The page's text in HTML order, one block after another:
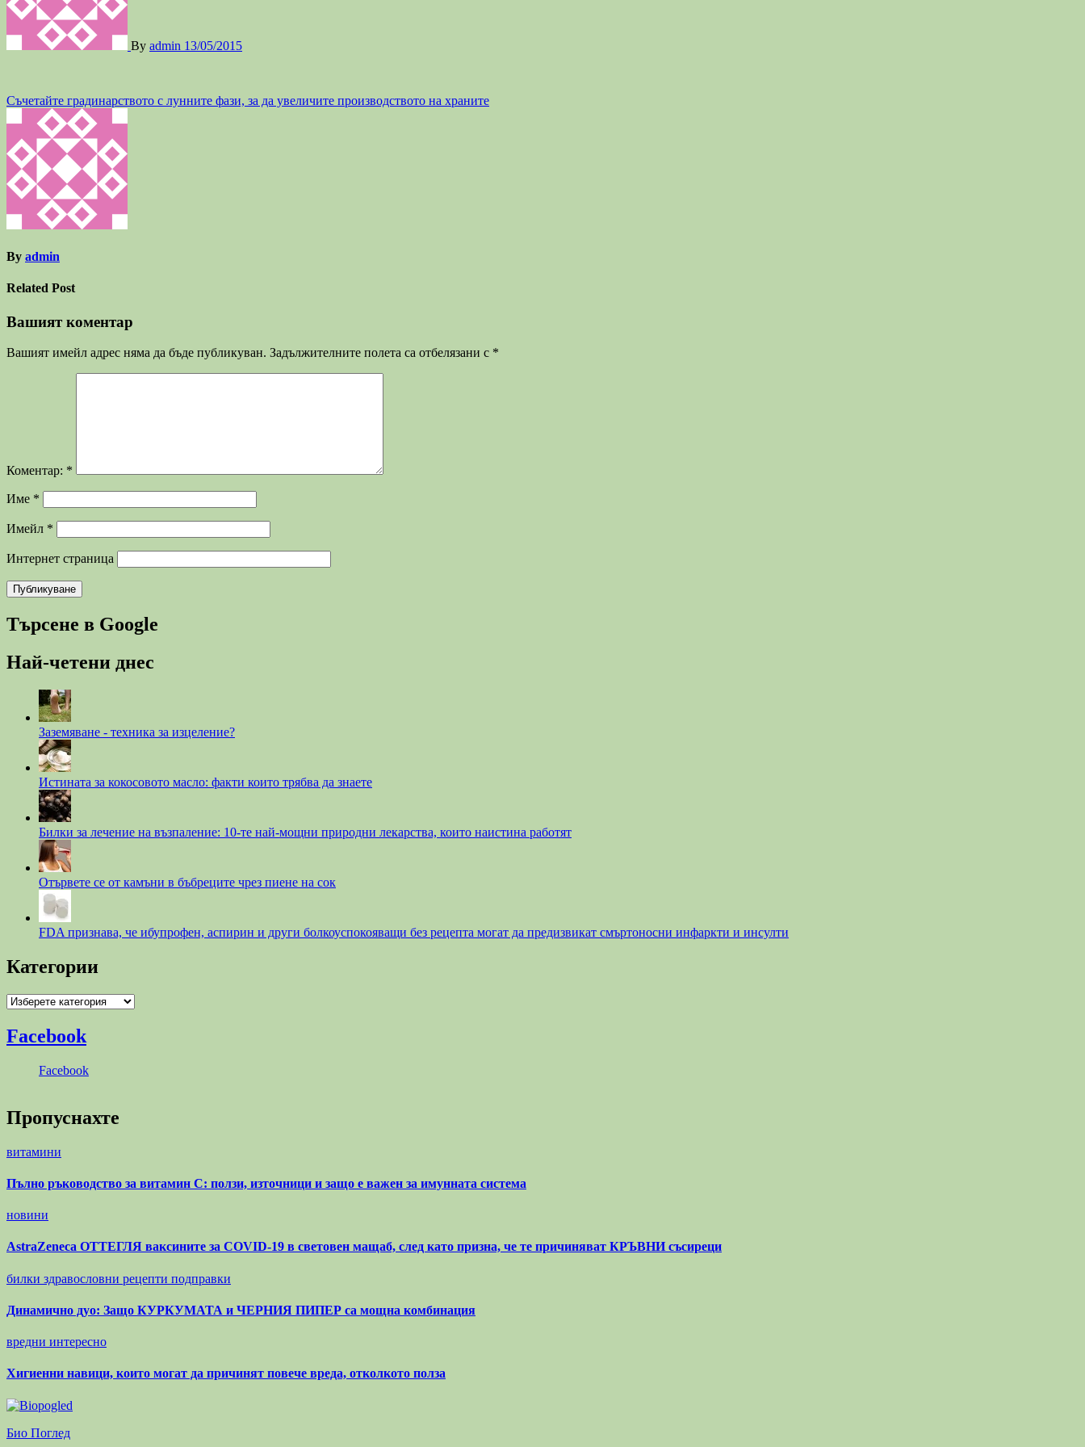
By admin 13/05/2015
Навигация
Съчетайте градинарството с лунните фази, за да увеличите производството на храните
By admin
Related Post
Вашият коментар
Вашият имейл адрес няма да бъде публикуван. Задължителните полета са отбелязани с *
Коментар: *
Име *
Имейл *
Интернет страница
Търсене в Google
Най-четени днес
Заземяване - техника за изцеление?
Истината за кокосовото масло: факти които трябва да знаете
Билки за лечение на възпаление: 10-те най-мощни природни лекарства, които наистина работят
Отървете се от камъни в бъбреците чрез пиене на сок
FDA признава, че ибупрофен, аспирин и други болкоуспокояващи без рецепта могат да предизвикат смъртоносни инфаркти и инсулти
Категории
Категории
Facebook
Facebook
Пропуснахте
витамини
Пълно ръководство за витамин С: ползи, източници и защо е важен за имунната система
новини
AstraZeneca ОТТЕГЛЯ ваксините за COVID-19 в световен мащаб, след като призна, че те причиняват КРЪВНИ съсиреци
билки здравословни рецепти подправки
Динамично дуо: Защо КУРКУМАТА и ЧЕРНИЯ ПИПЕР са мощна комбинация
вредни интересно
Хигиенни навици, които могат да причинят повече вреда, отколкото полза
Био Поглед